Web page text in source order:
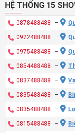
HỆ THỐNG 15
0878488488 –
0922488488 –
0975488488 –
0854488488 –
0837488488 –
0835488488 –
0835488488 –
0815488488 –